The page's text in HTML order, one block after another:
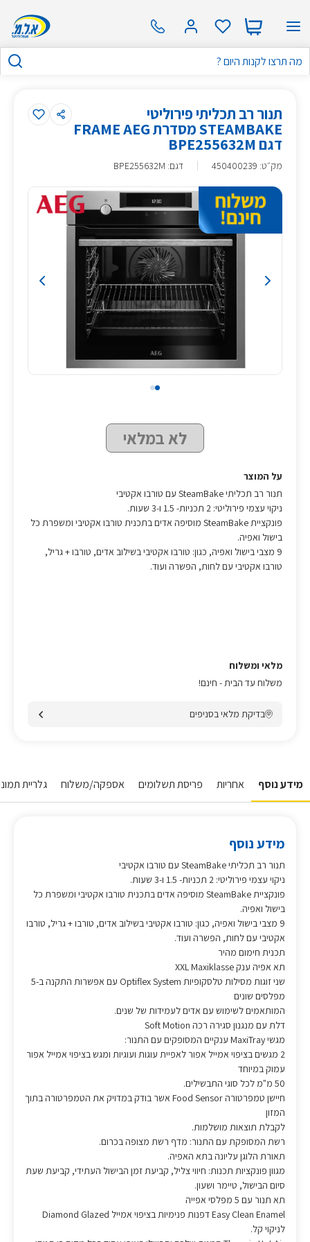
תנור רב תכליתי פירוליטי
STEAMBAKE מסדרת FRAME AEG
דגם BPE255632M
מק״ט:
450400239 דגם: BPE255632M
לא במלאי
על המוצר
תנור רב תכליתי SteamBake עם טורבו אקטיבי
ניקוי עצמי פירוליטי: 2 תכניות- 1.5 ו-3 שעות.
פונקציית SteamBake מוסיפה אדים בתכנית טורבו אקטיבי ומשפרת כל
בישול ואפיה.
9 מצבי בישול ואפיה, כגון: טורבו אקטיבי בשילוב אדים, טורבו + גריל,
טורבו אקטיבי עם לחות, הפשרה ועוד.
מלאי ומשלוח
משלוח עד הבית - חינם!
בדיקת מלאי בסניפים
מידע נוסף אחריות פריסת תשלומים אספקה/משלוח גלריית
מידע נוסף
תנור רב תכליתי SteamBake עם טורבו אקטיבי
ניקוי עצמי פירוליטי: 2 תכניות- 1.5 ו-3 שעות.
פונקציית SteamBake מוסיפה אדים בתכנית טורבו אקטיבי ומשפרת כל
בישול ואפיה.
9 מצבי בישול ואפיה, כגון: טורבו אקטיבי בשילוב אדים, טורבו + גריל, טורבו
אקטיבי עם לחות, הפשרה ועוד.
תכנית חימום מהיר
תא אפיה ענק XXL Maxiklasse
שני זוגות מסילות טלסקופיות Optiflex System עם אפשרות התקנה ב-5
מפלסים שונים
המותאמים לשימוש עם אדים לעמידות של שנים.
דלת עם מנגנון סגירה רכה Soft Motion
מגשי MaxiTray ענקיים המסופקים עם התנור:
2 מגשים בציפוי אמייל אפור לאפיית עוגות ועוגיות ומגש בציפוי אמייל אפור
עמוק במיוחד
50 מ"מ לכל סוגי התבשילים.
חיישן טמפרטורה Food Sensor אשר בודק במדויק את הטמפרטורה בתוך
המזון
לקבלת תוצאות מושלמות.
רשת המסופקת עם התנור: מדף רשת מצופה בכרום.
תאורת הלוגן עליונה בתא האפיה.
מגוון פונקציות תכנות: חיווי צליל, קביעת זמן הבישול העתידי, קביעת שעת
סיום הבישול, טיימר ושעון.
תא תנור עם 5 מפלסי אפייה
Easy Clean Enamel דפנות פנימיות בציפוי אמייל Diamond Glazed
לניקוי קל.